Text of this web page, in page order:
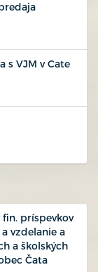
s VJM v Cate
fin. príspevkov
vzdelanie a
a školských
Čata